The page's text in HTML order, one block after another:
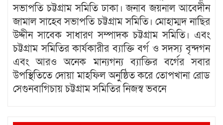
সভাপতি চট্টগ্রাম সমিতি ঢাকা। জনাব জয়নাল আবেদীন
জামাল সাহেব সভাপতি চট্টগ্রাম সমিতি। মোহাম্মদ নাছির
উদ্দীন সাবেক সাধারণ সম্পাদক চট্টগ্রাম সমিতি। এবং
চট্টগ্রাম সমিতির কার্যকারীর ব্যাক্তি বর্গ ও সদস্য বৃন্দগন
এবং আরও অনেক মান্যগন্য ব্যাক্তির বর্গের সবার
উপস্থিতিতে দোয়া মাহফিল অনুষ্ঠিত করে তোপখানা রোড
সেগুনবাগিচায় চট্টগ্রাম সমিতির নিজস্ব ভবনে